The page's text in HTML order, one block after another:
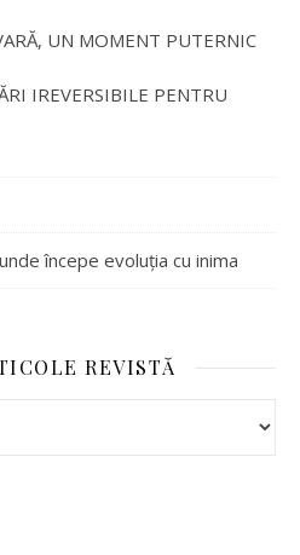
UN MOMENT PUTERNIC
IREVERSIBILE PENTRU
începe evoluția cu inima
REVISTĂ